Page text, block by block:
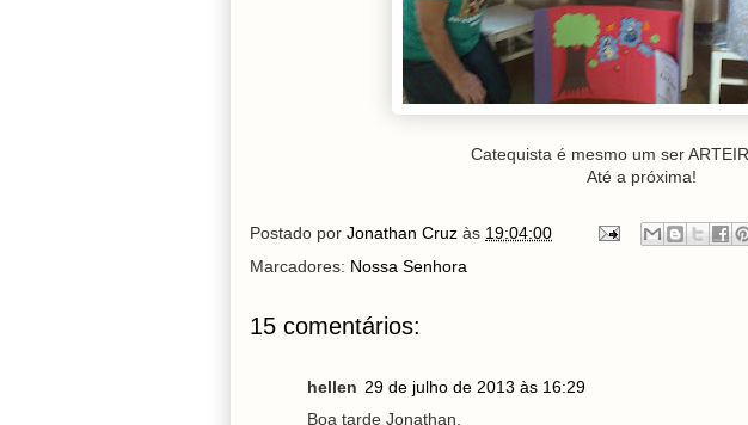
Catequista é mesmo um ser
Até a próxima!
Postado por Jonathan Cruz às 19:04:00
Marcadores: Nossa Senhora
15 comentários:
hellen 29 de julho de 2013 às 16:29
Boa tarde Jonathan,